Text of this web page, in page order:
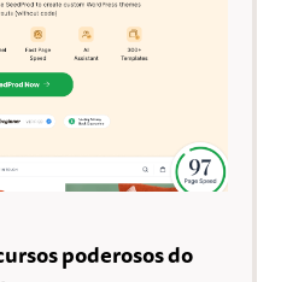
poderosos do